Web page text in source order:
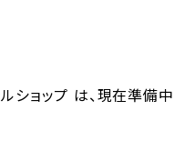
ショップ は、現在準備中